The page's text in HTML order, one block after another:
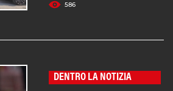
586
DENTRO LA NOTIZIA